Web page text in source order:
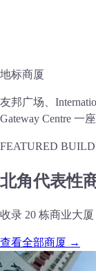
地标商厦
友邦广场、
Gateway Centre 一
FEATURED
北角代表性
收录 20 栋商业大厦
查看全部商厦 →